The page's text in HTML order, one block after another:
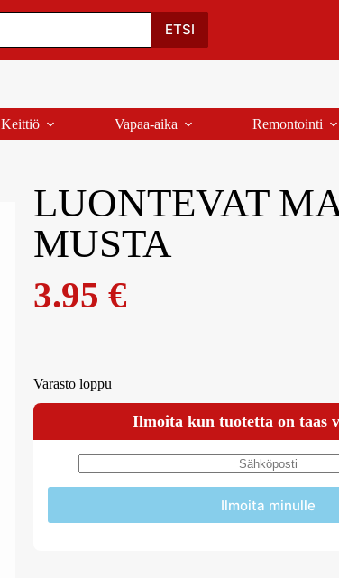
Oma Tili Ostoskori Yhteystiedot
ETSI
Keittiö Vapaa-aika Remontointi
LUONTEVAT
MUSTA
3.95 €
Varasto loppu
Ilmoita kun tuotetta on taas
Ilmoita minulle